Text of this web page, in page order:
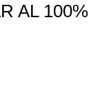
AL 100%